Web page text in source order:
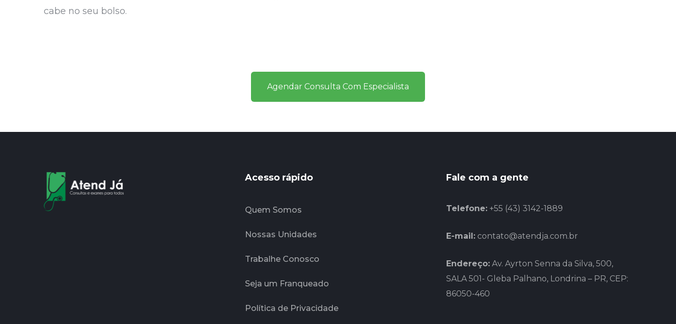
cabe no seu bolso.
Agendar Consulta Com Especialista
Acesso rápido
Quem Somos
Nossas Unidades
Trabalhe Conosco
Seja um Franqueado
Política de Privacidade
Fale com a gente
Telefone:+55 (43) 3142-1889
E-mail: contato@atendja.com.br
Endereço:Av. Ayrton Senna da Silva, 500,
SALA 501- Gleba Palhano, Londrina – PR, CEP:
86050-460